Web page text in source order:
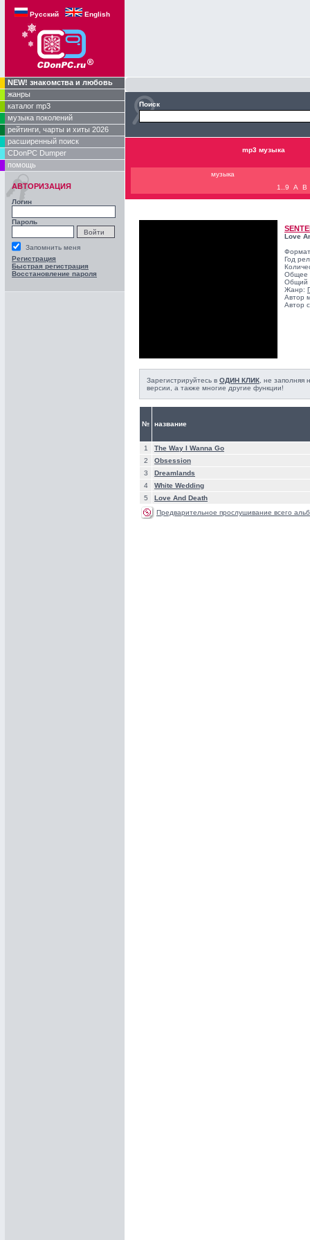
Русский English
NEW! знакомства и любовь
жанры
каталог mp3
музыка поколений
рейтинги, чарты и хиты 2026
расширенный поиск
CDonPC Dumper
помощь
АВТОРИЗАЦИЯ
Логин
Пароль
Запомнить меня
Регистрация
Быстрая регистрация
Восстановление пароля
Поиск
mp3 музыка
музыка
1..9
A B
Love
Год
Общее
Общий
Жанр:
Автор
Автор
Зарегистрируйтесь в ОДИН КЛИК , не
версии, а также многие другие функции!
№ название
1
The Way I Wanna Go
2
Obsession
3
Dreamlands
4
White Wedding
5
Love And Death
Предварительное прослушивание всего